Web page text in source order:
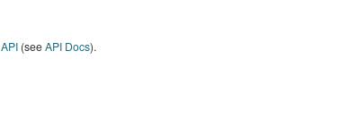
API(seeAPI Docs).